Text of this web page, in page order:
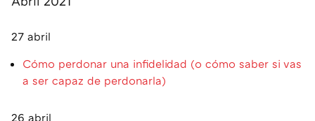
27 abril
Cómo perdonar una infidelidad (o cómo saber si vas
a ser capaz de perdonarla)
26 abril